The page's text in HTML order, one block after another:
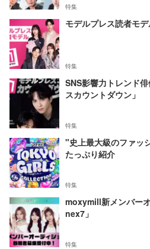
特集
モデルプレス読者モ
特集
SNS影響力トレンド
スカウントダウン」
特集
"史上最大級のファッ
たっぷり紹介
特集
moxymill新メンバー
nex7」
特集